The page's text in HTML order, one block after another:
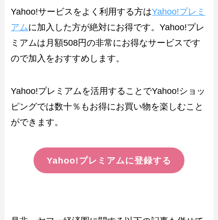
Yahoo!サービスをよく利用する方はYahoo!プレミ
アムに加入した方が絶対にお得です。Yahoo!プレ
ミアムは月額508円の非常にお得なサービスです
ので加入をおすすめします。
Yahoo!プレミアムを活用することでYahoo!ショッ
ピングでは数十％もお得にお買い物を楽しむこと
ができます。
Yahoo!プレミアムに登録する